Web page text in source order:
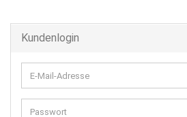
Kundenlogin
E-
Mail-
Adresse
Passwort